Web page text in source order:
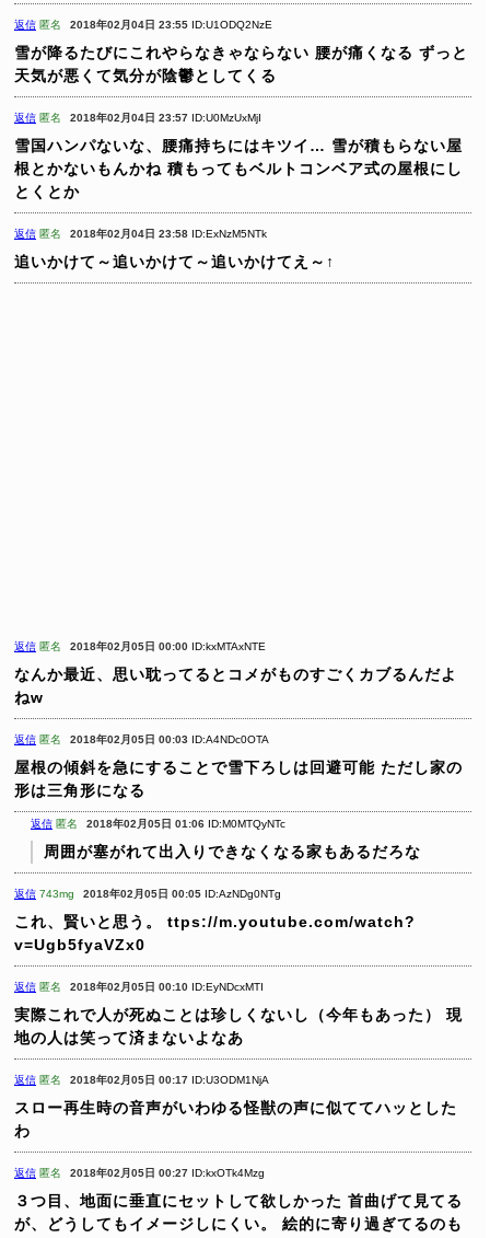
返信 匿名 2018年02月04日 23:55 ID:U1ODQ2NzE
雪が降るたびにこれやらなきゃならない 腰が痛くなる ずっと
天気が悪くて気分が陰鬱としてくる
返信 匿名 2018年02月04日 23:57 ID:U0MzUxMjI
雪国ハンパないな、腰痛持ちにはキツイ… 雪が積もらない屋
根とかないもんかね 積もってもベルトコンベア式の屋根にし
とくとか
返信 匿名 2018年02月04日 23:58 ID:ExNzM5NTk
追いかけて～追いかけて～追いかけてえ～↑
返信 匿名 2018年02月05日 00:00 ID:kxMTAxNTE
なんか最近、思い耽ってるとコメがものすごくカブるんだよ
ねw
返信 匿名 2018年02月05日 00:03 ID:A4NDc0OTA
屋根の傾斜を急にすることで雪下ろしは回避可能 ただし家の
形は三角形になる
返信 匿名 2018年02月05日 01:06 ID:M0MTQyNTc
周囲が塞がれて出入りできなくなる家もあるだろな
返信 743mg 2018年02月05日 00:05 ID:AzNDg0NTg
これ、賢いと思う。
ttps://m.youtube.com/watch?
v=Ugb5fyaVZx0
返信 匿名 2018年02月05日 00:10 ID:EyNDcxMTI
実際これで人が死ぬことは珍しくないし（今年もあった）
現
地の人は笑って済まないよなあ
返信 匿名 2018年02月05日 00:17 ID:U3ODM1NjA
スロー再生時の音声がいわゆる怪獣の声に似ててハッとした
わ
返信 匿名 2018年02月05日 00:27 ID:kxOTk4Mzg
３つ目、地面に垂直にセットして欲しかった 首曲げて見てる
が、どうしてもイメージしにくい。
絵的に寄り過ぎてるのも